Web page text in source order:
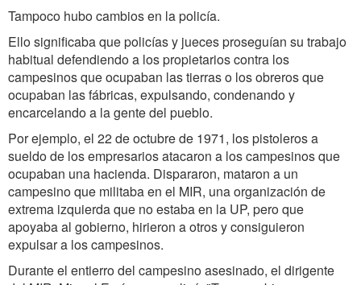
Tampoco hubo cambios en la policía.
Ello significaba que policías y jueces proseguían su trabajo
habitual defendiendo a los propietarios contra los
campesinos que ocupaban las tierras o los obreros que
ocupaban las fábricas, expulsando, condenando y
encarcelando a la gente del pueblo.
Por ejemplo, el 22 de octubre de 1971, los pistoleros a
sueldo de los empresarios atacaron a los campesinos que
ocupaban una hacienda. Dispararon, mataron a un
campesino que militaba en el MIR, una organización de
extrema izquierda que no estaba en la UP, pero que
apoyaba al gobierno, hirieron a otros y consiguieron
expulsar a los campesinos.
Durante el entierro del campesino asesinado, el dirigente